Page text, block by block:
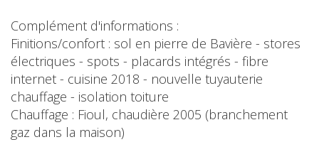
Complément d'informations :
Finitions/confort : sol en pierre de Bavière - stores
électriques - spots - placards intégrés - fibre
internet - cuisine 2018 - nouvelle tuyauterie
chauffage - isolation toiture
Chauffage : Fioul, chaudière 2005 (branchement
gaz dans la maison)